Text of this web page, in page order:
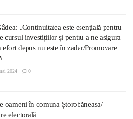
„Continuitatea este esențială pentru
cursul investițiilor și pentru a ne asigura
efort depus nu este în zadar/Promovare
2024 0
oameni în comuna Ștorobăneasa/
electorală